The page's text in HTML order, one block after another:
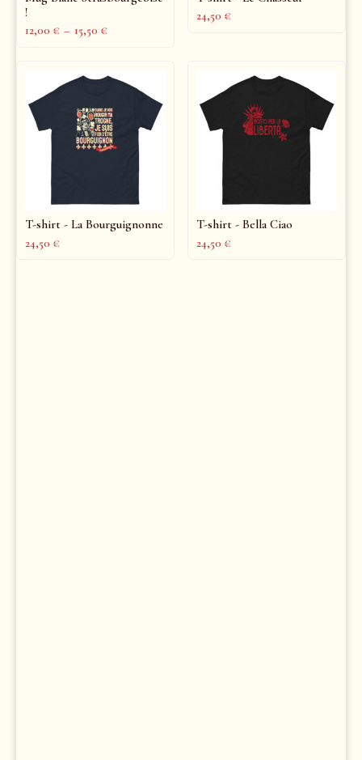
!
12,00 € – 15,50 €
24,50 €
T-shirt - La Bourguignonne
24,50 €
T-shirt - Bella Ciao
24,50 €